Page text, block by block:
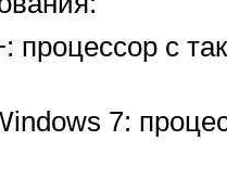
процессор с
7: